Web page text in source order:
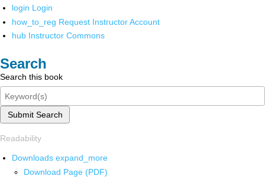
login Login
how_to_reg Request Instructor Account
hub Instructor Commons
Search
Search this book
Submit Search
Readability
Downloads expand_more
Download Page (PDF)